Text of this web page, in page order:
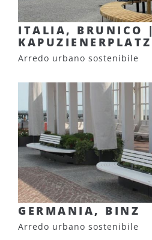
ITALIA, BRUNICO |
KAPUZIENERPLATZ
Arredo urbano sostenibile
GERMANIA, BINZ
Arredo urbano sostenibile